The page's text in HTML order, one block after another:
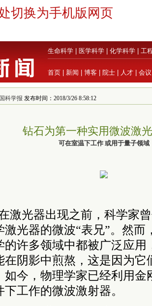
切换为手机版网页
生命科学 医学科学 化学科学 工
首页 新闻 博客 院士 人才 会议
科学报 发布时间：2018/3/26 8:58:12
钻石为第一种实用微波激
可在室温下工作 或用于量子领域
激光器出现之前，科学家
激光器的微波“表兄”。然而
的许多领域中都被广泛应用
在阴影中煎熬，这是因为它
如今，物理学家已经利用金
工作的微波激射器。